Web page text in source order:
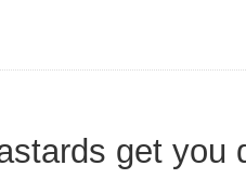
get you